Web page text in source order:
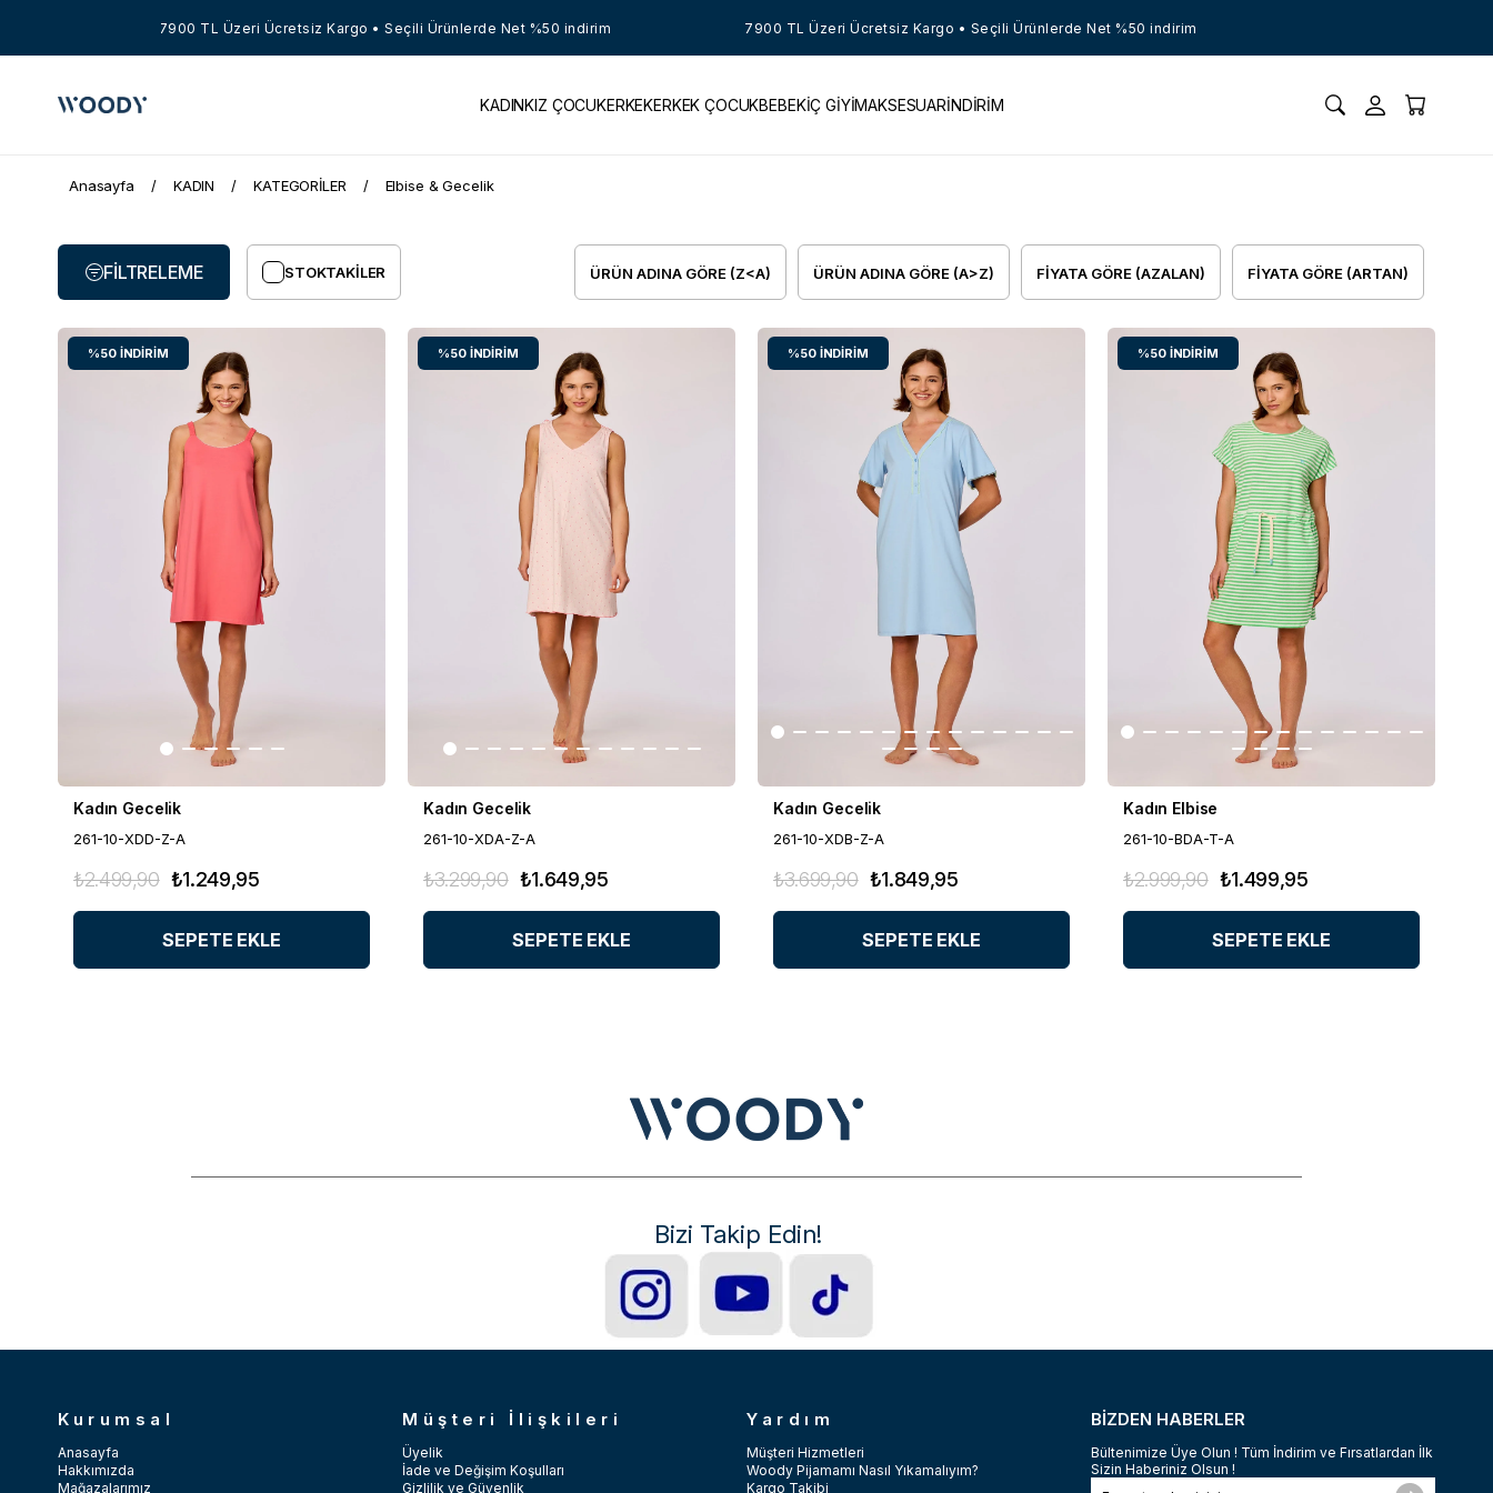
7900 TL Üzeri Ücretsiz Kargo • Seçili Ürünlerde Net %50 indirim 7900 TL Üzeri Ücretsiz Kargo • Seçili Ürünlerde Net %50 indirim
KADINKIZ ÇOCUKERKEKERKEK ÇOCUKBEBEKİÇ GİYİMAKSESUARİNDİRİM
Anasayfa KADIN KATEGORİLER Elbise & Gecelik
FIYATA GÖRE (ARTAN)
FIYATA GÖRE (AZALAN)
ÜRÜN ADINA GÖRE (A>Z)
ÜRÜN ADINA GÖRE (Z<A)
STOKTAKILER
FILTRELEME
Kadın Gecelik
261-10-XDD-Z-A
₺1.249,95
₺2.499,90
SEPETE EKLE
%50 İNDIRIM
Kadın Gecelik
261-10-XDA-Z-A
₺1.649,95
₺3.299,90
SEPETE EKLE
%50 İNDIRIM
Kadın Gecelik
261-10-XDB-Z-A
₺1.849,95
₺3.699,90
SEPETE EKLE
%50 İNDIRIM
Kadın Elbise
261-10-BDA-T-A
₺1.499,95
₺2.999,90
SEPETE EKLE
%50 İNDIRIM
Bizi Takip Edin!
Kurumsal
Anasayfa
Hakkımızda
Mağazalarımız
Müşteri İlişkileri
Üyelik
İade ve Değişim Koşulları
Gizlilik ve Güvenlik
Yardım
Müşteri Hizmetleri
Woody Pijamamı Nasıl Yıkamalıyım?
Kargo Takibi
BİZDEN HABERLER
Bültenimize Üye Olun ! Tüm İndirim ve Fırsatlardan İlk
Sizin Haberiniz Olsun !